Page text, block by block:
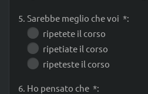
5. Sarebbe meglio che voi *:
ripetete il corso
ripetiate il corso
ripeteste il corso
6. Ho pensato che *: